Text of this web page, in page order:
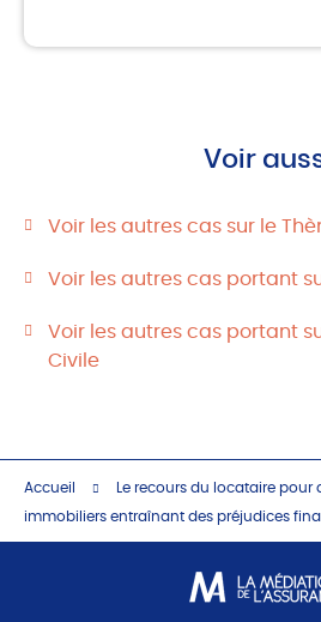
Voir
Voir les autres cas sur le
Voir les autres cas portant
Voir les autres cas portant
Civile
Accueil
Le recours du locataire pour
immobiliers entraînant des préjudices